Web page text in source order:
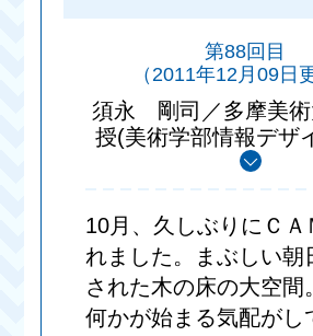
第88回目
（2011年12月09日
須永 剛司／多摩美術
授(美術学部情報デザ
10月、久しぶりにＣＡ
れました。まぶしい朝
された木の床の大空間
何かが始まる気配がし